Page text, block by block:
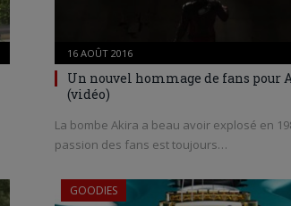
16 AOÛT 2016
Un nouvel hommage de fans pour
(vidéo)
La bombe Akira a beau avoir explosé en
passion des fans est toujours…
GOODIES